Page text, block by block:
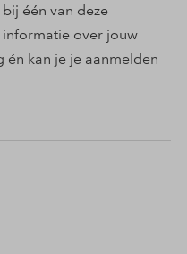
één van deze
over jouw
kan je je aanmelden